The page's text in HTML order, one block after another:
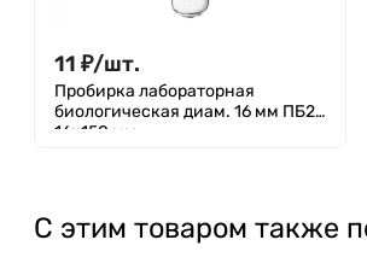
11 ₽/шт.
Пробирка лабораторная
биологическая диам. 16 мм ПБ2-
16х150 мм
С этим товаром также